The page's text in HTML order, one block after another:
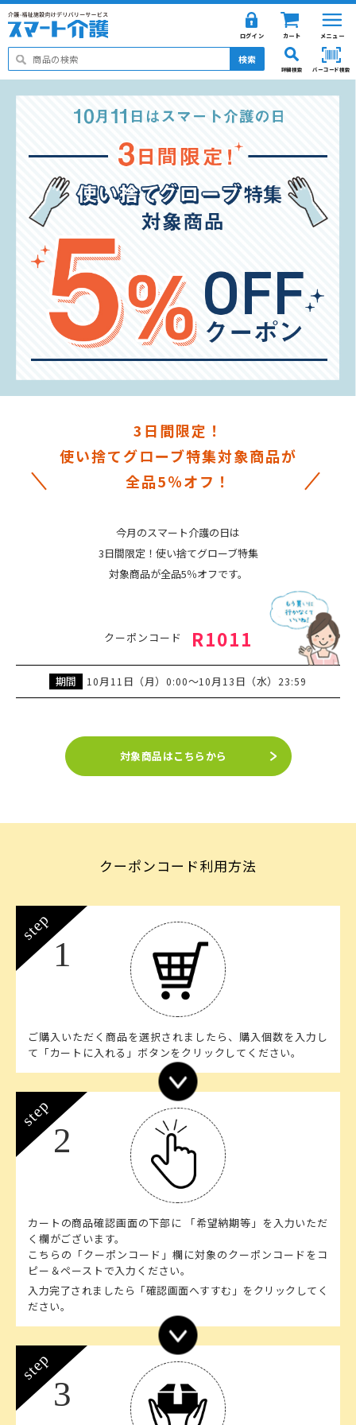
メニュー
カート
ログイン
検索
バーコード検索
詳細検索
3日間限定！
使い捨てグローブ特集対象商品が
全品5％オフ！
今月のスマート介護の日は
3日間限定！使い捨てグローブ特集
対象商品が全品5％オフです。
クーポンコード R1011
期間 10月 11 日（月） 0:00～10月 13 日（水） 23:59
対象商品はこちらから
クーポンコード利用方法
step
1
ご購入いただく商品を選択されましたら、購入個数を入力し
て「カートに入れる」ボタンをクリックしてください。
step
2
カートの商品確認画面の下部に 「希望納期等」を入力いただ
く欄がございます。
こちらの「クーポンコード」欄に対象のクーポンコードをコ
ピー＆ペーストで入力ください。
入力完了されましたら「確認画面へすすむ」をクリックしてく
ださい。
step
3